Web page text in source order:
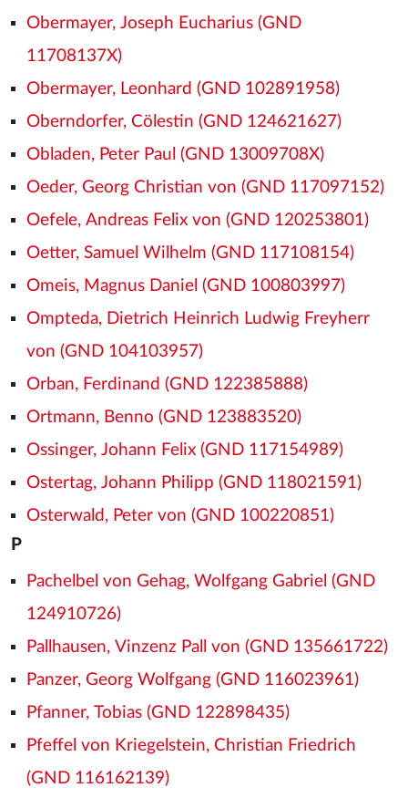
Obermayer, Joseph Eucharius (GND
11708137X)
Obermayer, Leonhard (GND 102891958)
Oberndorfer, Cölestin (GND 124621627)
Obladen, Peter Paul (GND 13009708X)
Oeder, Georg Christian von (GND 117097152)
Oefele, Andreas Felix von (GND 120253801)
Oetter, Samuel Wilhelm (GND 117108154)
Omeis, Magnus Daniel (GND 100803997)
Ompteda, Dietrich Heinrich Ludwig Freyherr
von (GND 104103957)
Orban, Ferdinand (GND 122385888)
Ortmann, Benno (GND 123883520)
Ossinger, Johann Felix (GND 117154989)
Ostertag, Johann Philipp (GND 118021591)
Osterwald, Peter von (GND 100220851)
P
Pachelbel von Gehag, Wolfgang Gabriel (GND
124910726)
Pallhausen, Vinzenz Pall von (GND 135661722)
Panzer, Georg Wolfgang (GND 116023961)
Pfanner, Tobias (GND 122898435)
Pfeffel von Kriegelstein, Christian Friedrich
(GND 116162139)